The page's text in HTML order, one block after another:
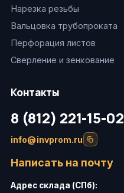
Нарезка резьбы
Вальцовка трубопроката
Перфорация листов
Сверление и зенкование
Контакты
8 (812) 221-15-02
info@invprom.ru
Написать на почту
Адрес склада (СПб):